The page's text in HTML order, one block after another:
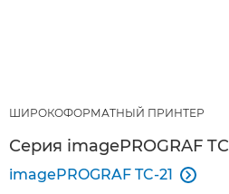
ШИРОКОФОРМАТНЫЙ ПРИНТЕР
Серия imagePROGRAF TC
imagePROGRAF TC-21 